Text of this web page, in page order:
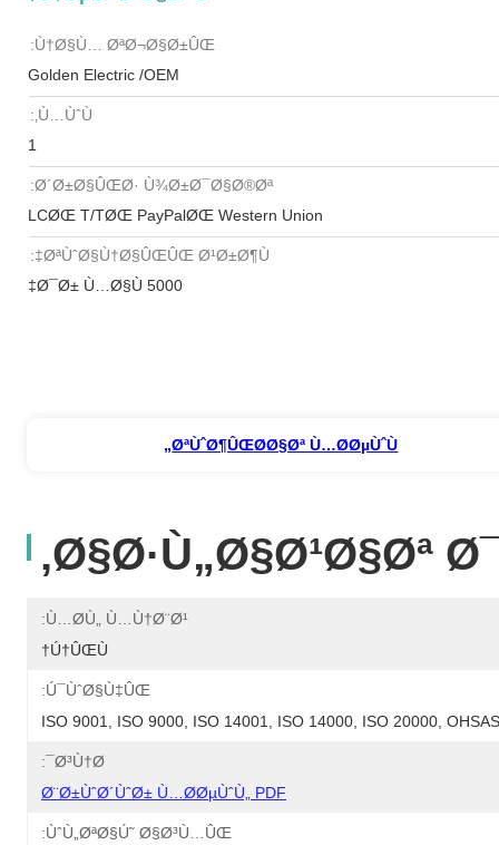
Ù†Ø§Ù… ØªØ¬Ø§Ø±ÛŒ:
Golden Electric /OEM
Ù…ÙˆÙ‚:
1
Ø´Ø±Ø§ÛŒØ· Ù¾Ø±Ø¯Ø§Ø®Øª:
LCØŒ T/TØŒ PayPalØŒ Western Union
ØªÙˆØ§Ù†Ø§ÛŒÛŒ Ø¹Ø±Ø¶Ù‡:
5000 Ø¯Ø± Ù…Ø§Ù‡
ØªÙˆØ¶ÛŒØ­Ø§Øª Ù…Ø­ØµÙˆÙ„
Ø§Ø·Ù„Ø§Ø¹Ø§Øª
Ù…Ø­Ù„ Ù…Ù†Ø¨Ø¹:
Ú†ÛŒÙ†
Ú¯ÙˆØ§Ù‡ÛŒ:
ISO 9001, ISO 9000, ISO 14001, ISO 14000, ISO 20000,
Ø³Ù†Ø¯:
Ø¨Ø±ÙˆØ´ÙˆØ± Ù…Ø­ØµÙˆÙ„ PDF
ÙˆÙ„ØªØ§Ú˜ Ø§Ø³Ù…ÛŒ: